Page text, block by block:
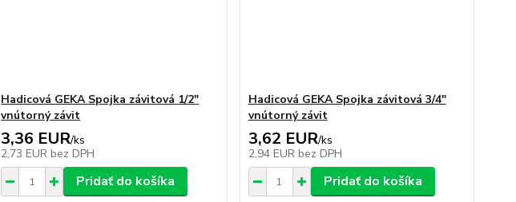
Hadicová GEKA Spojka závitová 1/2"
vnútorný závit
3,36 EUR/ks
2,73 EUR bez DPH
Pridať do košíka
Hadicová GEKA Spojka závitová 3/4"
vnútorný závit
3,62 EUR/ks
2,94 EUR bez DPH
Pridať do košíka